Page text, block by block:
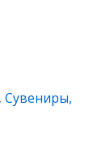
, Сувениры,